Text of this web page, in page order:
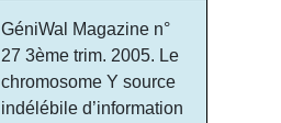
GéniWal Magazine n°
27 3ème trim. 2005. Le
chromosome Y source
indélébile d’information